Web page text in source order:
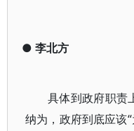
● 李北方
具体到政府职责
纳为，政府到底应该